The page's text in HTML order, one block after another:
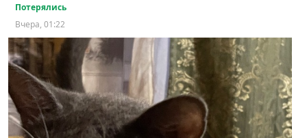
Потерялись
Вчера, 01:22